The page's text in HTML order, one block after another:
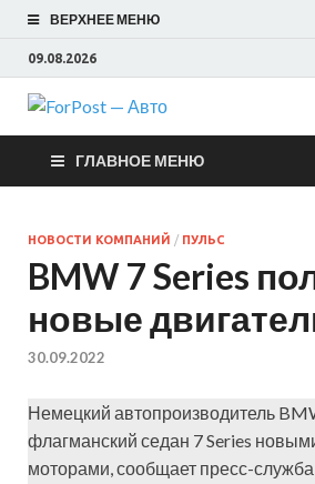
ВЕРХНЕЕ МЕНЮ
09.08.2026
Авто
ГЛАВНОЕ МЕНЮ
НОВОСТИ КОМПАНИЙ / ПУЛЬС
BMW 7 Series
новые
30.09.2022
Немецкий автопроизводитель
флагманский седан 7 Series
моторами, сообщает пресс-служба